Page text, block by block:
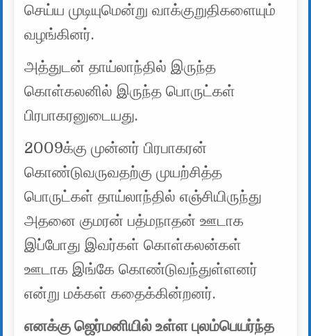
செய்ய முடியுமென்று வாக்குறுதிகளையும்
வழங்கினர்.
அத்துடன் தாய்லாந்தில் இருந்த
கொள்கலனில் இருந்த பொருட்கள்
பிரபாகரனுடையது.
2009க்கு முன்னர் பிரபாகரன்
கொண்டுவருவதற்கு முயற்சித்த
பொருட்கள் தாய்லாந்தில் எஞ்சியிருந்து
அதனை குமரன் பத்மநாதன் ஊடாக
இப்போது இவர்கள் கொள்கலன்கள்
ஊடாக இங்கே கொண்டுவந்துள்ளனர்
என்று மக்கள் கதைக்கின்றனர்.
எனக்கு ஜெர்மனியில் உள்ள புலம்பெயர்ந்த